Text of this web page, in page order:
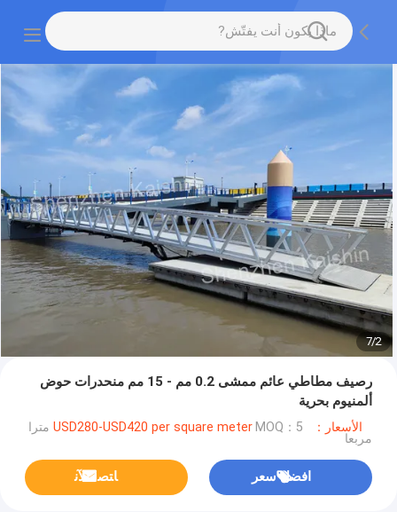
2
/
7
رصيف مطاطي عائم ممشى 0.2 مم - 15 مم منحدرات حوض
ألمنيوم بحرية
الأسعار：USD280-USD420 per square meter MOQ：5 مترا
مربعا
افضل سعر ﺎﺘﺼﻟ ﺍﻶﻧ